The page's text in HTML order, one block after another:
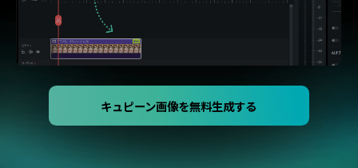
キュピーン画像を無料生成する